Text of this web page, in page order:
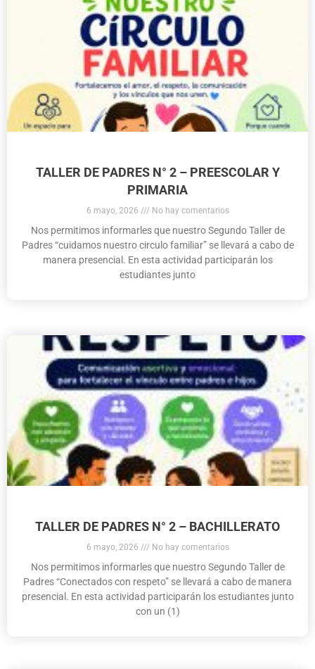
TALLER DE PADRES N° 2 – PREESCOLAR Y
PRIMARIA
6 mayo, 2026 No hay comentarios
Nos permitimos informarles que nuestro Segundo Taller de
Padres “cuidamos nuestro circulo familiar” se llevará a cabo de
manera presencial. En esta actividad participarán los
estudiantes junto
TALLER DE PADRES N° 2 – BACHILLERATO
6 mayo, 2026 No hay comentarios
Nos permitimos informarles que nuestro Segundo Taller de
Padres “Conectados con respeto” se llevará a cabo de manera
presencial. En esta actividad participarán los estudiantes junto
con un (1)